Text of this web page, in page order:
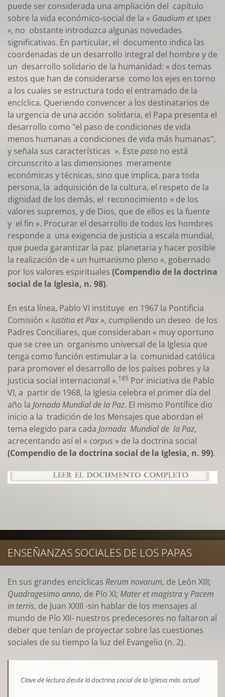
puede ser considerada una ampliación del capítulo
sobre la vida económico-social de la « Gaudium et spes
», no obstante introduzca algunas novedades
significativas. En particular, el documento indica las
coordenadas de un desarrollo integral del hombre y de
un desarrollo solidario de la humanidad: « dos temas
estos que han de considerarse como los ejes en torno
a los cuales se estructura todo el entramado de la
encíclica. Queriendo convencer a los destinatarios de
la urgencia de una acción solidaria, el Papa presenta el
desarrollo como "el paso de condiciones de vida
menos humanas a condiciones de vida más humanas",
y señala sus características ». Este paso no está
circunscrito a las dimensiones meramente
económicas y técnicas, sino que implica, para toda
persona, la adquisición de la cultura, el respeto de la
dignidad de los demás, el reconocimiento « de los
valores supremos, y de Dios, que de ellos es la fuente
y el fin ». Procurar el desarrollo de todos los hombres
responde a una exigencia de justicia a escala mundial,
que pueda garantizar la paz planetaria y hacer posible
la realización de « un humanismo pleno », gobernado
por los valores espirituales (Compendio de la doctrina
social de la Iglesia, n. 98).
En esta línea, Pablo VI instituye en 1967 la Pontificia
Comisión « Iustitia et Pax », cumpliendo un deseo de los
Padres Conciliares, que consideraban « muy oportuno
que se cree un organismo universal de la Iglesia que
tenga como función estimular a la comunidad católica
para promover el desarrollo de los países pobres y la
justicia social internacional ».185 Por iniciativa de Pablo
VI, a partir de 1968, la Iglesia celebra el primer día del
año la Jornada Mundial de la Paz. El mismo Pontífice dio
inicio a la tradición de los Mensajes que abordan el
tema elegido para cada Jornada Mundial de la Paz,
acrecentando así el « corpus » de la doctrina social
(Compendio de la doctrina social de la Iglesia, n. 99).
ENSEÑANZAS SOCIALES DE LOS PAPAS
En sus grandes encíclicas Rerum novarum, de León XIII;
Quadragesimo anno, de Pío XI; Mater et magistrayPacem
in terris, de Juan XXIII -sin hablar de los mensajes al
mundo de Pío XII- nuestros predecesores no faltaron al
deber que tenían de proyectar sobre las cuestiones
sociales de su tiempo la luz del Evangelio (n. 2).
Clave de lectura desde la doctrina social de la Iglesia más actual